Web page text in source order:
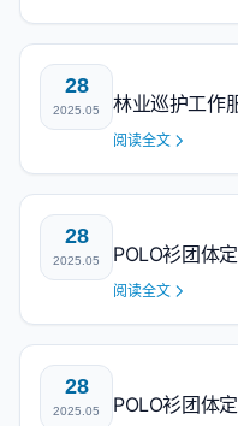
28
2025.05 林业巡护工作
阅读全文
28
2025.05 POLO衫团体
阅读全文
28
2025.05 POLO衫团体